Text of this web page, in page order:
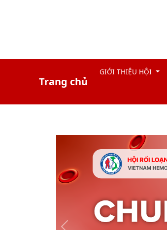
Trang chủ
GIỚI THIỆU HỘI